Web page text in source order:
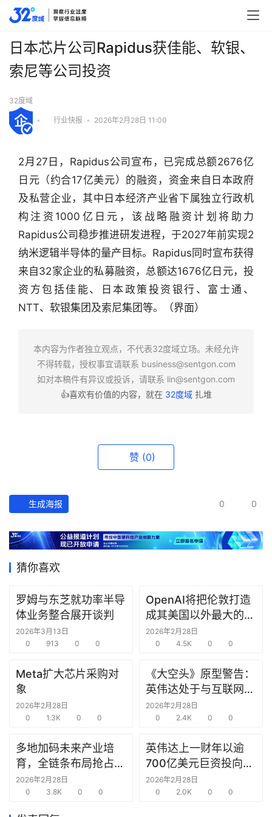
行
业
快
数
据
选
报
告
投
之
窗
机
链
合
日本芯片公司Rapidus获佳能、软银、
索尼等公司投资
32度域
• 行业快报 • 2026年2月28日 11:00
2月27日，Rapidus公司宣布，已完成总额2676亿
日元（约合17亿美元）的融资，资金来自日本政府
及私营企业，其中日本经济产业省下属独立行政机
构注资1000亿日元，该战略融资计划将助力
Rapidus公司稳步推进研发进程，于2027年前实现2
纳米逻辑半导体的量产目标。Rapidus同时宣布获得
来自32家企业的私募融资，总额达1676亿日元，投
资方包括佳能、日本政策投资银行、富士通、
NTT、软银集团及索尼集团等。（界面）
本内容为作者独立观点，不代表32度域立场。未经允许
不得转载，授权事宜请联系 business@sentgon.com
如对本稿件有异议或投诉，请联系 lin@sentgon.com
👍喜欢有价值的内容，就在 32度域扎堆
赞 (0)
生成海报 0 0
猜你喜欢
罗姆与东芝就功率半导
体业务整合展开谈判
2026年3月13日
0
913 0 0
OpenAI将把伦敦打造
成其美国以外最大的研
究中心
2026年2月28日
0
4.5K 0 0
Meta扩大芯片采购对
象
2026年2月28日
0
1.3K 0 0
《大空头》原型警告：
英伟达处于与互联网泡
沫时期思科同样的“危
险境地”
2026年2月28日
0
2.4K 0 0
多地加码未来产业培
育，全链条布局抢占新
赛道先机
2026年2月28日
0
3.8K 0 0
英伟达上一财年以逾
700亿美元巨资投向合
作方，竭力巩固AI芯片
需求
2026年2月28日
0
2.0K 0 0